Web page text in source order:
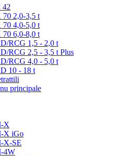
42
70 2,0-3,5 t
70 4,0-5,0 t
70 6,0-8,0 t
RCG 1,5 - 2,0 t
RCG 2,5 - 3,5 t Plus
RCG 4,0 - 5,0 t
10 - 18 t
principale
X
X iGo
X-SE
4W